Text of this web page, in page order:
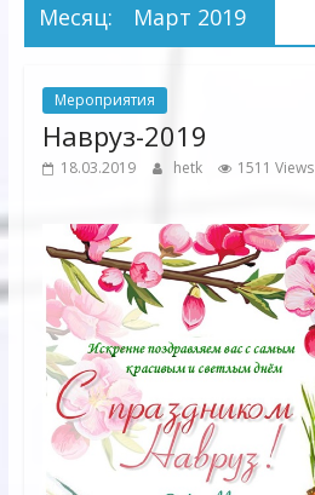
Электрических
Месяц: Март 2019
Мероприятия
Навруз-2019
18.03.2019 hetk 1511 Views